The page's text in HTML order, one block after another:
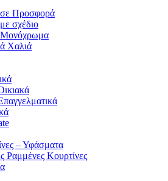
Προσφορά
σχέδιο
Μονόχρωμα
Χαλιά
– Υφάσματα
Ραμμένες Κουρτίνες